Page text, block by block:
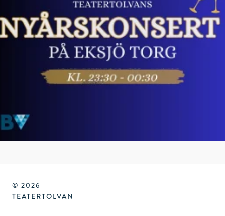
© 2026
TEATERTOLVAN